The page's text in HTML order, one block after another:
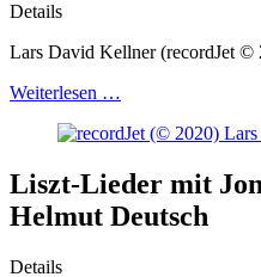
Details
Lars David Kellner (recordJet ©
Weiterlesen …
Liszt-Lieder mit
Helmut Deutsch
Details